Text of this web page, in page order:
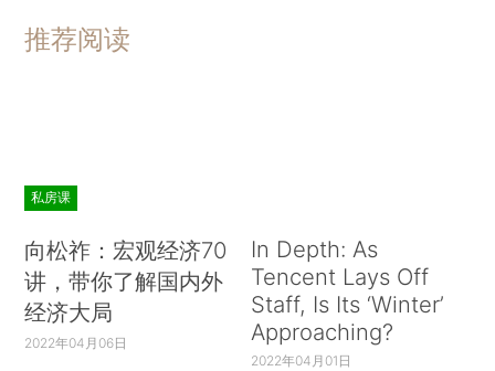
推荐阅读
私房课
向松祚：宏观经济70
讲，带你了解国内外
经济大局
2022年04月06日
In Depth: As
Tencent Lays Off
Staff, Is Its ‘Winter’
Approaching?
2022年04月01日